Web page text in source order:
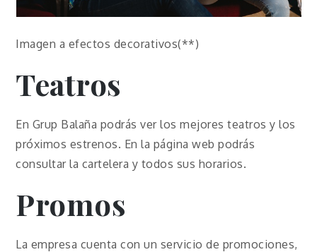
Imagen a efectos decorativos(**)
Teatros
En Grup Balaña podrás ver los mejores teatros y los
próximos estrenos. En la página web podrás
consultar la cartelera y todos sus horarios.
Promos
La empresa cuenta con un servicio de promociones,